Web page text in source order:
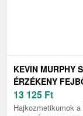
KEVIN MURPHY
ÉRZÉKENY
13 125 Ft
Hajkozmetikumok